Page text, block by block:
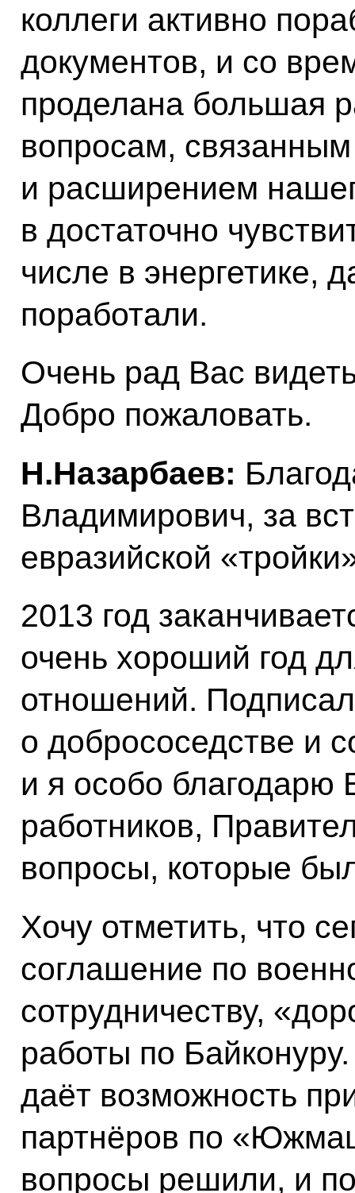
коллеги активно
документов, и со
проделана большая
вопросам,
и расширением
в достаточно
числе в энергетике,
поработали.
Очень рад Вас
Добро пожаловать.
Н.Назарбаев:
Владимирович, за
евразийской
2013 год
очень хороший год
отношений.
о добрососедстве и
и я особо благодарю
работников,
вопросы, которые
Хочу отметить, что
соглашение по
сотрудничеству,
работы по
даёт возможность
партнёров по
вопросы решили, и